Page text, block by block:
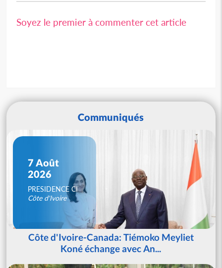
Soyez le premier à commenter cet article
Communiqués
7 Août
2026
PRESIDENCE CI
Côte d'Ivoire
Côte d'Ivoire-Canada: Tiémoko Meyliet
Koné échange avec An...